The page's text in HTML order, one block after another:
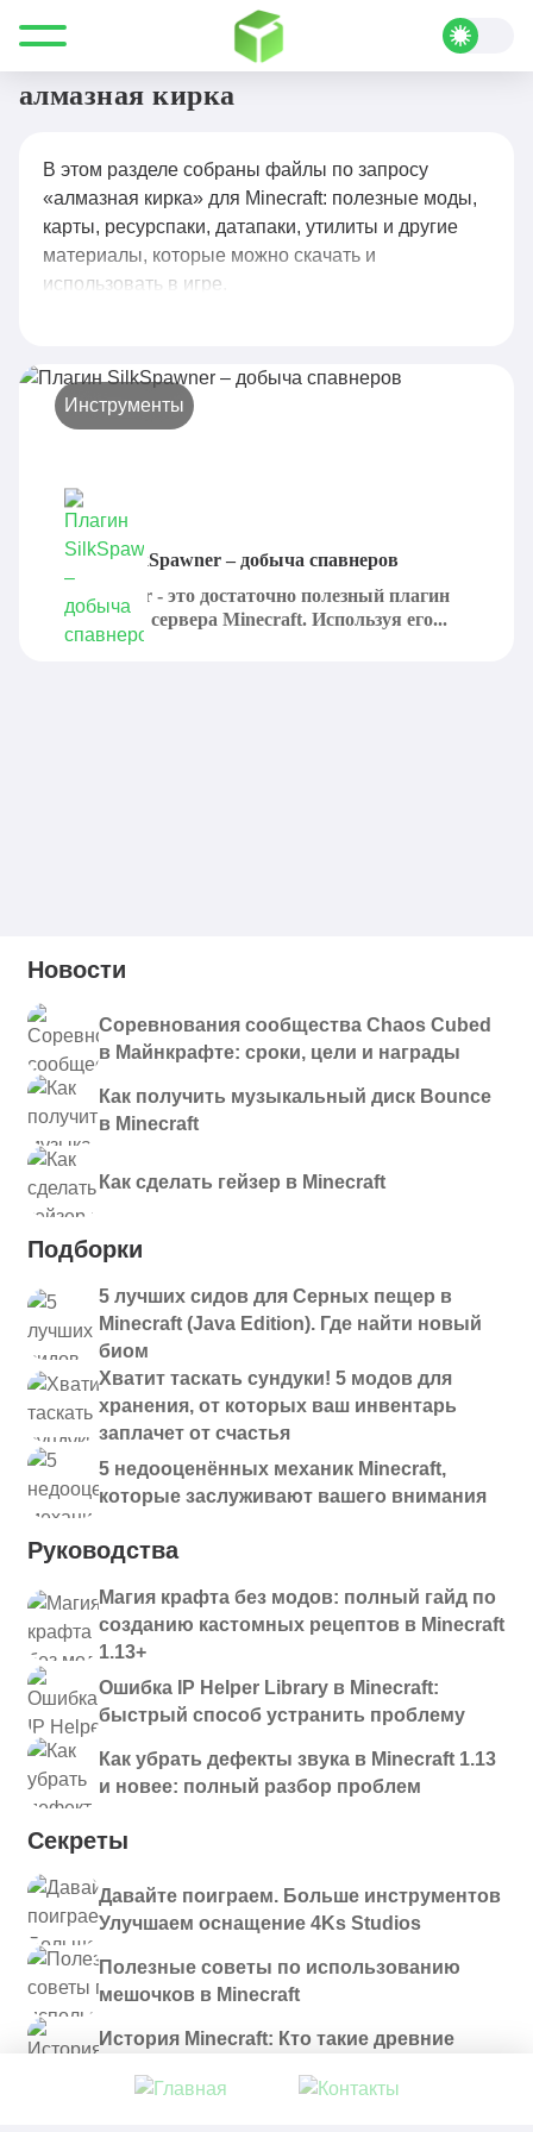
Все для Minecraft алмазная кирка
алмазная кирка
В этом разделе собраны файлы по запросу
«алмазная кирка» для Minecraft: полезные моды,
карты, ресурспаки, датапаки, утилиты и другие
материалы, которые можно скачать и
использовать в игре.
Инструменты
Плагин SilkSpawner – добыча спавнеров
SilkSpawner - это достаточно полезный плагин
для любого сервера Minecraft. Используя его...
Новости
Соревнования сообщества Chaos Cubed
в Майнкрафте: сроки, цели и награды
Как получить музыкальный диск Bounce
в Minecraft
Как сделать гейзер в Minecraft
Подборки
5 лучших сидов для Серных пещер в
Minecraft (Java Edition). Где найти новый
биом
Хватит таскать сундуки! 5 модов для
хранения, от которых ваш инвентарь
заплачет от счастья
5 недооценённых механик Minecraft,
которые заслуживают вашего внимания
Руководства
Магия крафта без модов: полный гайд по
созданию кастомных рецептов в Minecraft
1.13+
Ошибка IP Helper Library в Minecraft:
быстрый способ устранить проблему
Как убрать дефекты звука в Minecraft 1.13
и новее: полный разбор проблем
Секреты
Давайте поиграем. Больше инструментов
Улучшаем оснащение 4Ks Studios
Полезные советы по использованию
мешочков в Minecraft
История Minecraft: Кто такие древние